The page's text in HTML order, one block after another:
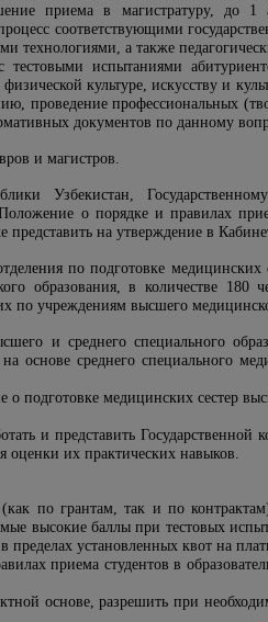
приема в магистратуру, до 1
соответствующими
а также
тестовыми испытаниями
культуре, искусству и
проведение профессиональных
документов по данному
и магистров.
Узбекистан,
о порядке и правилах
представить на утверждение в
по подготовке
образования, в количестве
по учреждениям высшего
и среднего специального
основе среднего специального
подготовке медицинских сестер
и представить Государственной
оценки их практических навыков.
по грантам, так и по
высокие баллы при тестовых
пределах установленных квот на
приема студентов в
основе, разрешить при